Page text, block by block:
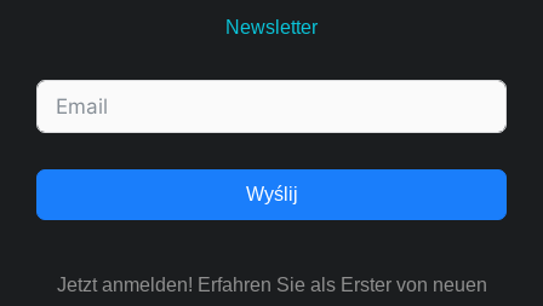
Newsletter
Wyślij
Jetzt anmelden! Erfahren Sie als Erster von neuen